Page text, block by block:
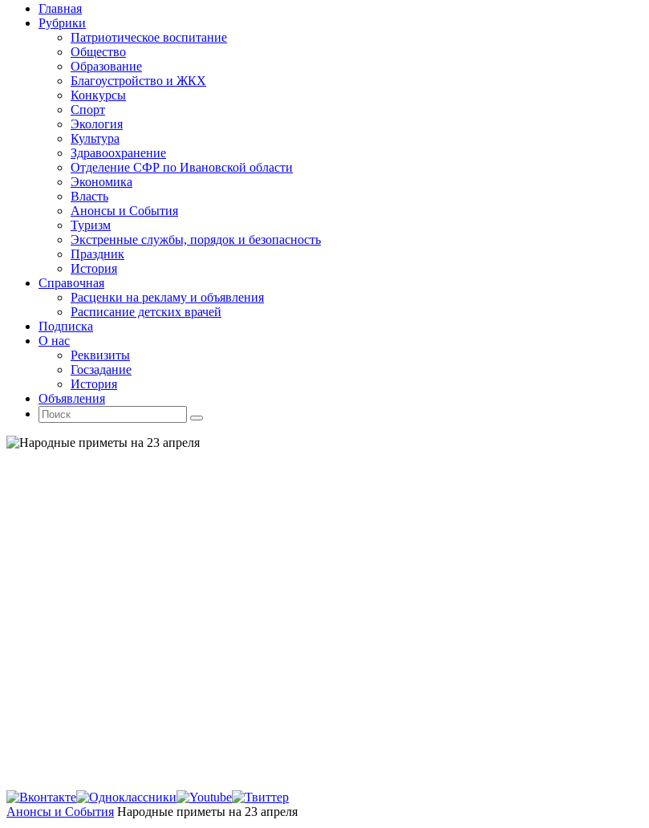
Промотать
содержимому
Главная
Рубрики
Патриотическое воспитание
Общество
Образование
Благоустройство и ЖКХ
Конкурсы
Спорт
Экология
Культура
Здравоохранение
Отделение СФР по Ивановской области
Экономика
Власть
Анонсы и События
Туризм
Экстренные службы, порядок и безопасность
Праздник
История
Справочная
Расценки на рекламу и объявления
Расписание детских врачей
Подписка
О нас
Реквизиты
Госзадание
История
Объявления
Поиск
Искать:
Поиск
Главная
Анонсы и События Народные приметы на 23 апреля